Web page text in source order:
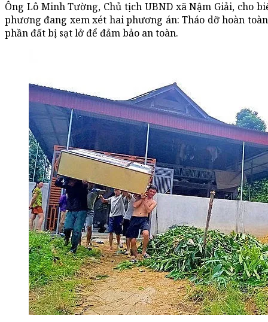
Ông Lô Minh Tường, Chủ tịch UBND xã Nậm Giải, cho
phương đang xem xét hai phương án: Tháo dỡ hoàn
phần đất bị sạt lở để đảm bảo an toàn.